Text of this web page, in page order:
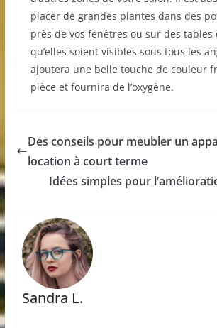
placer de grandes plantes dans des
près de vos fenêtres ou sur des tables
qu’elles soient visibles sous tous les
ajoutera une belle touche de couleur
pièce et fournira de l’oxygène.
Des conseils pour meubler un
location à court terme
Idées simples pour
Sandra L.